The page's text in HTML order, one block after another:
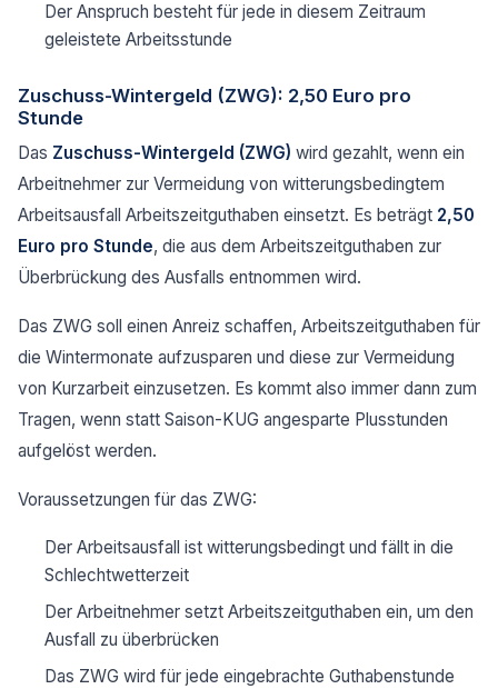
Der Anspruch besteht für jede in diesem Zeitraum
geleistete Arbeitsstunde
Zuschuss-Wintergeld (ZWG): 2,50 Euro pro
Stunde
Das Zuschuss-Wintergeld (ZWG) wird gezahlt, wenn ein
Arbeitnehmer zur Vermeidung von witterungsbedingtem
Arbeitsausfall Arbeitszeitguthaben einsetzt. Es beträgt 2,50
Euro pro Stunde, die aus dem Arbeitszeitguthaben zur
Überbrückung des Ausfalls entnommen wird.
Das ZWG soll einen Anreiz schaffen, Arbeitszeitguthaben für
die Wintermonate aufzusparen und diese zur Vermeidung
von Kurzarbeit einzusetzen. Es kommt also immer dann zum
Tragen, wenn statt Saison-KUG angesparte Plusstunden
aufgelöst werden.
Voraussetzungen für das ZWG:
Der Arbeitsausfall ist witterungsbedingt und fällt in die
Schlechtwetterzeit
Der Arbeitnehmer setzt Arbeitszeitguthaben ein, um den
Ausfall zu überbrücken
Das ZWG wird für jede eingebrachte Guthabenstunde